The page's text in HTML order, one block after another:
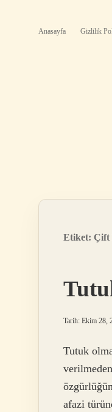
Anasayfa Gizlilik
Etiket: Çift
Tarih: Ekim 28,
Tutuk
afazi